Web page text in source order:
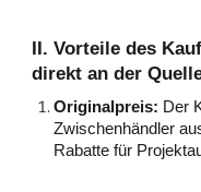
II. Vorteile des
direkt an der
Originalpreis: Der
Zwischenhändler
Rabatte für